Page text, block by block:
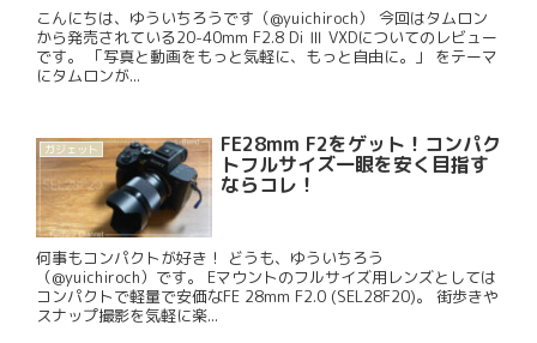
こんにちは、ゆういちろうです（@yuichiroch） 今回はタムロン
から発売されている20-40mm F2.8 Di Ⅲ VXDについてのレビュー
です。 「写真と動画をもっと気軽に、もっと自由に。」 をテーマ
にタムロンが...
ガジェット FE28mm F2をゲット！コンパク
トフルサイズ一眼を安く目指す
ならコレ！
何事もコンパクトが好き！ どうも、ゆういちろう
（@yuichiroch）です。 Eマウントのフルサイズ用レンズとしては
コンパクトで軽量で安価なFE 28mm F2.0 (SEL28F20)。 街歩きや
スナップ撮影を気軽に楽...